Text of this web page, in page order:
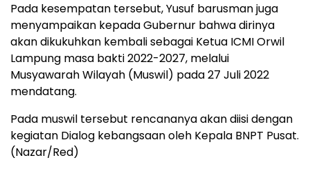
Pada kesempatan tersebut, Yusuf barusman juga
menyampaikan kepada Gubernur bahwa dirinya
akan dikukuhkan kembali sebagai Ketua ICMI Orwil
Lampung masa bakti 2022-2027, melalui
Musyawarah Wilayah (Muswil) pada 27 Juli 2022
mendatang.
Pada muswil tersebut rencananya akan diisi dengan
kegiatan Dialog kebangsaan oleh Kepala BNPT Pusat.
(Nazar/Red)